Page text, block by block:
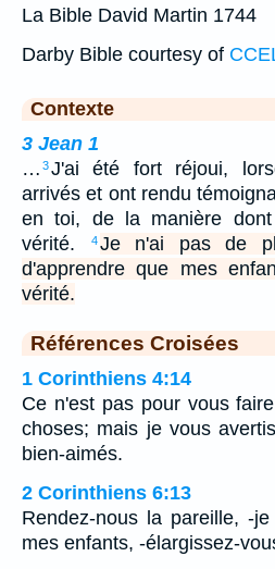
La Bible David Martin 1744
Darby Bible courtesy of
Contexte
3 Jean 1
… 3J'ai été fort réjoui,
arrivés et ont rendu
en toi, de la manière
vérité.
4 Je n'ai pas de
d'apprendre que mes
vérité.
Références Croisées
1 Corinthiens 4:14
Ce n'est pas pour vous
choses; mais je vous
bien-aimés.
2 Corinthiens 6:13
Rendez-nous la pareille, -
mes enfants, -élargissez-